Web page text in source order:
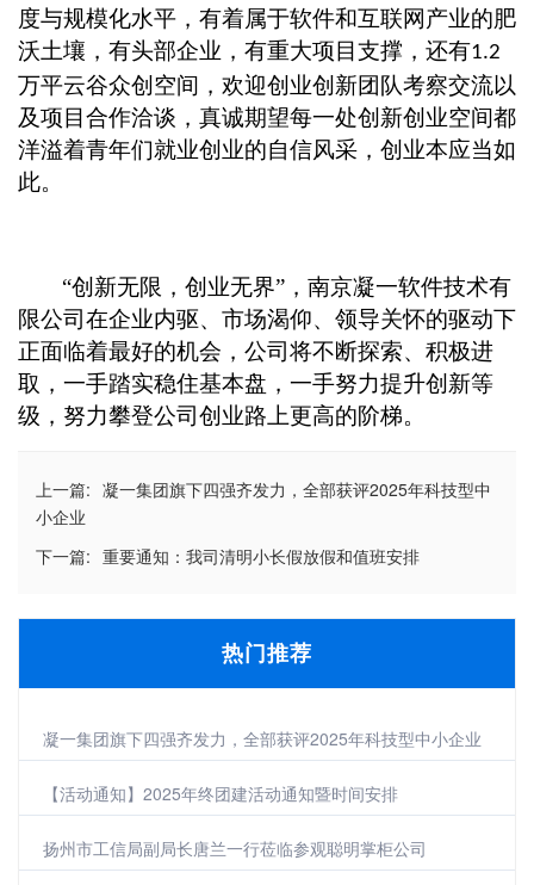
度与规模化水平，有着属于软件和互联网产业的肥
沃土壤，有头部企业，有重大项目支撑，还有1.2
万平云谷众创空间，欢迎创业创新团队考察交流以
及项目合作洽谈，真诚期望每一处创新创业空间都
洋溢着青年们就业创业的自信风采，创业本应当如
此。
“创新无限，创业无界”，南京凝一软件技术有
限公司在企业内驱、市场渴仰、领导关怀的驱动下
正面临着最好的机会，公司将不断探索、积极进
取，一手踏实稳住基本盘，一手努力提升创新等
级，努力攀登公司创业路上更高的阶梯。
上一篇: 凝一集团旗下四强齐发力，全部获评2025年科技型中
小企业
下一篇: 重要通知：我司清明小长假放假和值班安排
热门推荐
凝一集团旗下四强齐发力，全部获评2025年科技型中小企业
【活动通知】2025年终团建活动通知暨时间安排
扬州市工信局副局长唐兰一行莅临参观聪明掌柜公司